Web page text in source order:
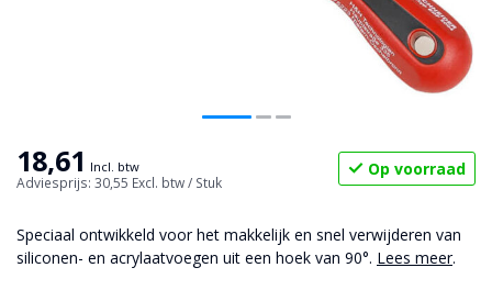
18,61 Incl. btw
Adviesprijs: 30,55 Excl. btw/ Stuk
Op voorraad
Speciaal ontwikkeld voor het makkelijk en snel verwijderen van
siliconen- en acrylaatvoegen uit een hoek van 90°. Lees meer.